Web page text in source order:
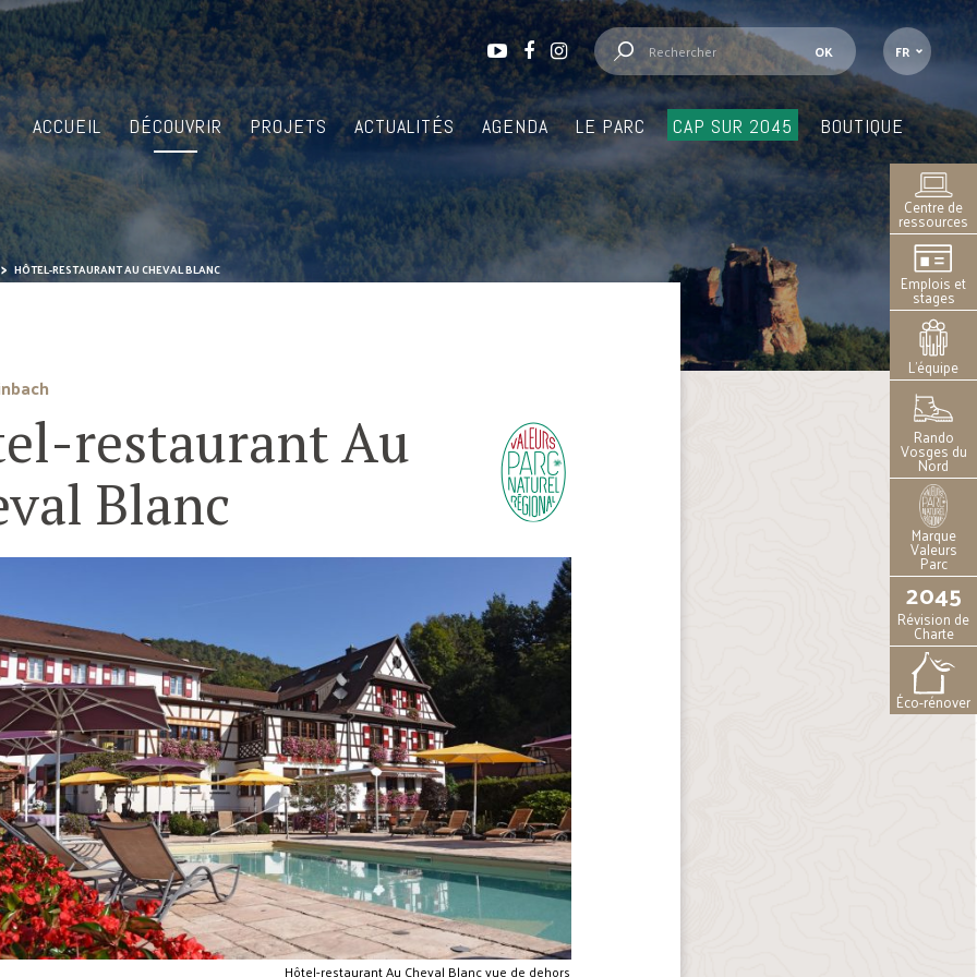
FR
ACCUEIL DÉCOUVRIR PROJETS ACTUALITÉS AGENDA LE PARC CAP SUR 2045 BOUTIQUE
Centre de
ressources
Emplois et
stages
L’équipe
Rando
Vosges du
Nord
Marque
Valeurs
Parc
2045
Révision de
Charte
Éco-rénover
HÔTEL-RESTAURANT AU CHEVAL BLANC
restaurant Au
Blanc
Hôtel-restaurant Au Cheval Blanc vue de dehors